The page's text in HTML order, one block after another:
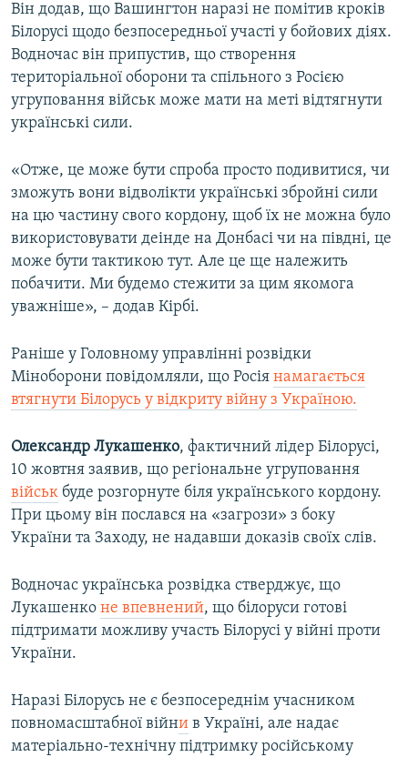
Він додав, що Вашингтон наразі не помітив кроків
Білорусі щодо безпосередньої участі у бойових діях.
Водночас він припустив, що створення
територіальної оборони та спільного з Росією
угруповання військ може мати на меті відтягнути
українські сили.
«Отже, це може бути спроба просто подивитися, чи
зможуть вони відволікти українські збройні сили
на цю частину свого кордону, щоб їх не можна було
використовувати деінде на Донбасі чи на півдні, це
може бути тактикою тут. Але це ще належить
побачити. Ми будемо стежити за цим якомога
уважніше», – додав Кірбі.
Раніше у Головному управлінні розвідки
Міноборони повідомляли, що Росія намагається
втягнути Білорусь у відкриту війну з Україною.
Олександр Лукашенко, фактичний лідер Білорусі,
10 жовтня заявив, що регіональне угруповання
військ буде розгорнуте біля українського кордону.
При цьому він послався на «загрози» з боку
України та Заходу, не надавши доказів своїх слів.
Водночас українська розвідка стверджує, що
Лукашенко не впевнений, що білоруси готові
підтримати можливу участь Білорусі у війні проти
України.
Наразі Білорусь не є безпосереднім учасником
повномасштабної війни в Україні, але надає
матеріально-технічну підтримку російському